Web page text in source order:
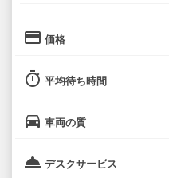
credit_card 価格
timer 平均待ち時間
directions_car 車両の質
room_service デスクサービス